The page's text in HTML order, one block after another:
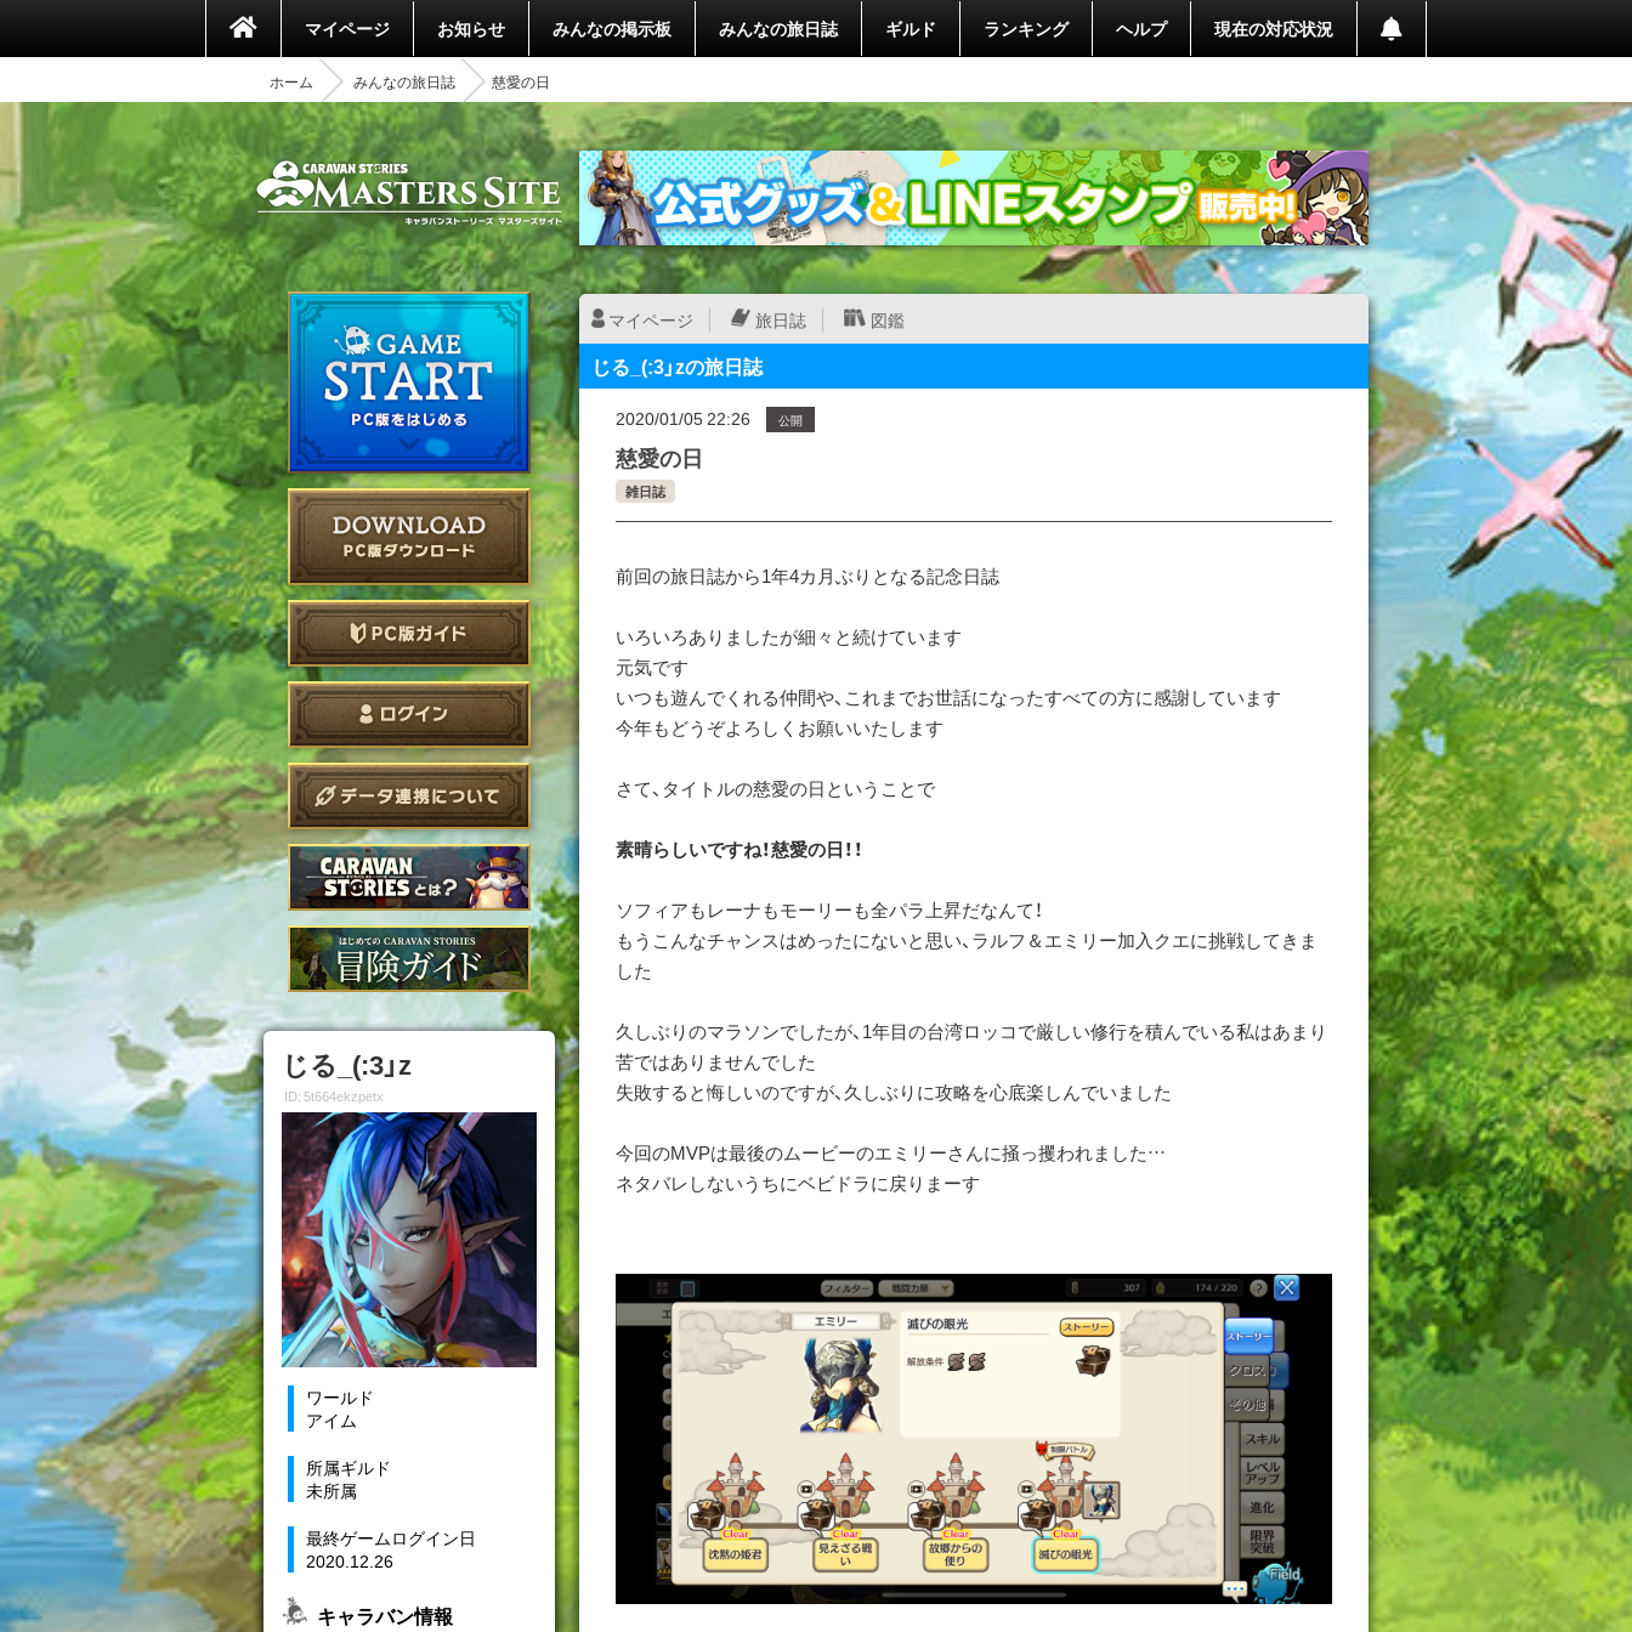
マイページ お知らせ みんなの掲示板 みんなの旅日誌 ギルド ランキング ヘルプ 現在の対応状況
ホーム みんなの旅日誌 慈愛の日
じる_(:3」z
ID: 5t664ekzpetx
ワールド
アイム
所属ギルド
未所属
最終ゲームログイン日
2020.12.26
キャラバン情報
マイページ 旅日誌 図鑑
じる_(:3」zの旅日誌
2020/01/05 22:26 公開
慈愛の日
雑日誌
前回の旅日誌から1年4カ月ぶりとなる記念日誌
いろいろありましたが細々と続けています
元気です
いつも遊んでくれる仲間や、これまでお世話になったすべての方に感謝しています
今年もどうぞよろしくお願いいたします
さて、タイトルの慈愛の日ということで
素晴らしいですね！慈愛の日！！
ソフィアもレーナもモーリーも全パラ上昇だなんて！
もうこんなチャンスはめったにないと思い、ラルフ＆エミリー加入クエに挑戦してきま
した
久しぶりのマラソンでしたが、1年目の台湾ロッコで厳しい修行を積んでいる私はあまり
苦ではありませんでした
失敗すると悔しいのですが、久しぶりに攻略を心底楽しんでいました
今回のMVPは最後のムービーのエミリーさんに掻っ攫われました…
ネタバレしないうちにベビドラに戻りまーす